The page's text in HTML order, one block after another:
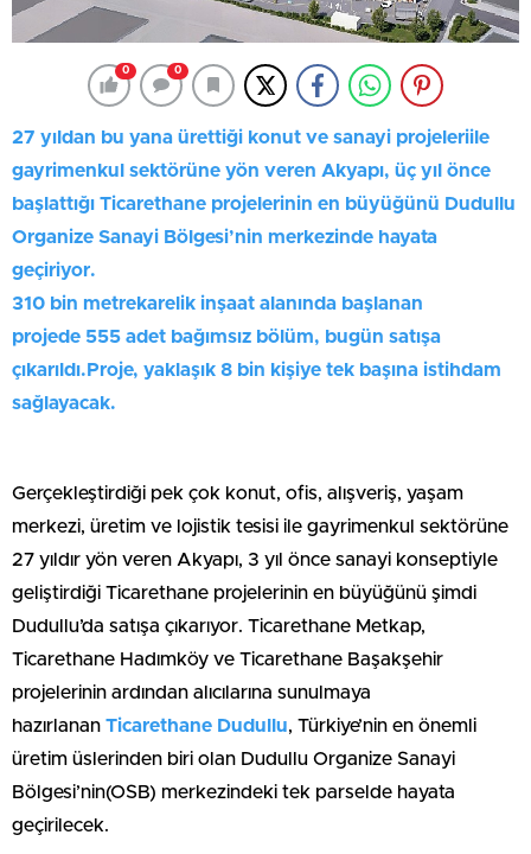
0 0
27 yıldan bu yana ürettiği konut ve sanayi projeleriile
gayrimenkul sektörüne yön veren Akyapı, üç yıl önce
başlattığı Ticarethane projelerinin en büyüğünü Dudullu
Organize Sanayi Bölgesi’nin merkezinde hayata
geçiriyor.
310 bin metrekarelik inşaat alanında başlanan
projede 555 adet bağımsız bölüm, bugün satışa
çıkarıldı.Proje, yaklaşık 8 bin kişiye tek başına istihdam
sağlayacak.
Gerçekleştirdiği pek çok konut, ofis, alışveriş, yaşam
merkezi, üretim ve lojistik tesisi ile gayrimenkul sektörüne
27 yıldır yön veren Akyapı, 3 yıl önce sanayi konseptiyle
geliştirdiği Ticarethane projelerinin en büyüğünü şimdi
Dudullu’da satışa çıkarıyor. Ticarethane Metkap,
Ticarethane Hadımköy ve Ticarethane Başakşehir
projelerinin ardından alıcılarına sunulmaya
hazırlanan Ticarethane Dudullu, Türkiye’nin en önemli
üretim üslerinden biri olan Dudullu Organize Sanayi
Bölgesi’nin(OSB) merkezindeki tek parselde hayata
geçirilecek.